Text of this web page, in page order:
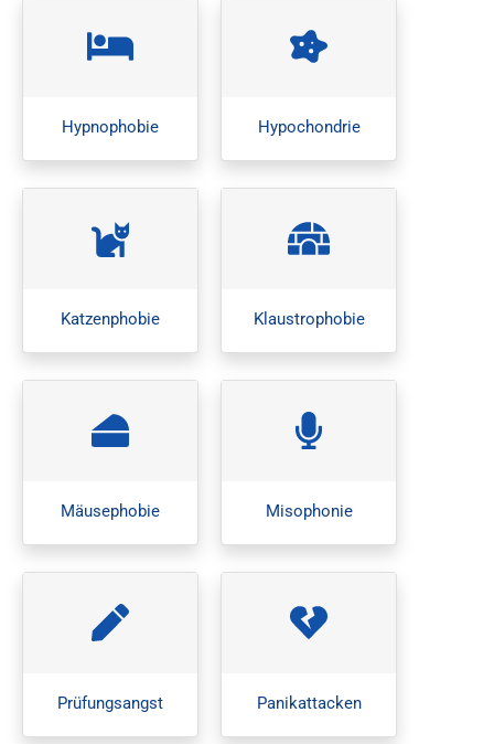
Hypnophobie Hypochondrie
Katzenphobie Klaustrophobie
Mäusephobie Misophonie
Prüfungsangst Panikattacken